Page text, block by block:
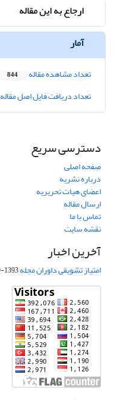
ارجاع به این مقاله
آمار
تعداد مشاهده مقاله 844
تعداد دریافت فایل اصل مقاله
دسترسی سریع
صفحه اصلی
درباره نشریه
اعضای هیات تحریریه
ارسال مقاله
تماس با ما
نقشه سایت
آخرین اخبار
امتیاز تشویقی داوران مجله1393-09-01